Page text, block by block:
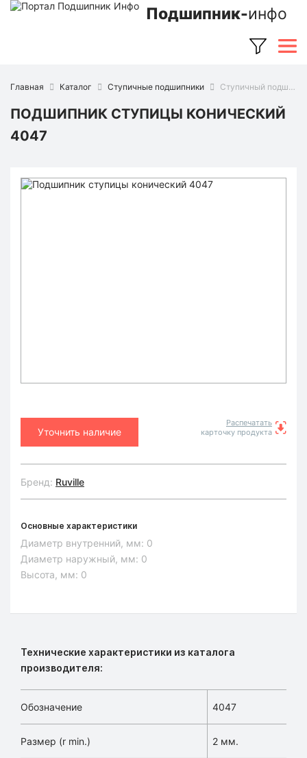
Подшипник-инфо
Главная Каталог Ступичные подшипники Ступичный подшипник 4047 (Ruville)
ПОДШИПНИК СТУПИЦЫ КОНИЧЕСКИЙ
4047
Уточнить наличие
Распечатать
карточку продукта
Бренд: Ruville
Основные характеристики
Диаметр внутренний, мм: 0
Диаметр наружный, мм: 0
Высота, мм: 0
Технические характеристики из каталога
производителя:
Обозначение 4047
Размер (r min.) 2 мм.